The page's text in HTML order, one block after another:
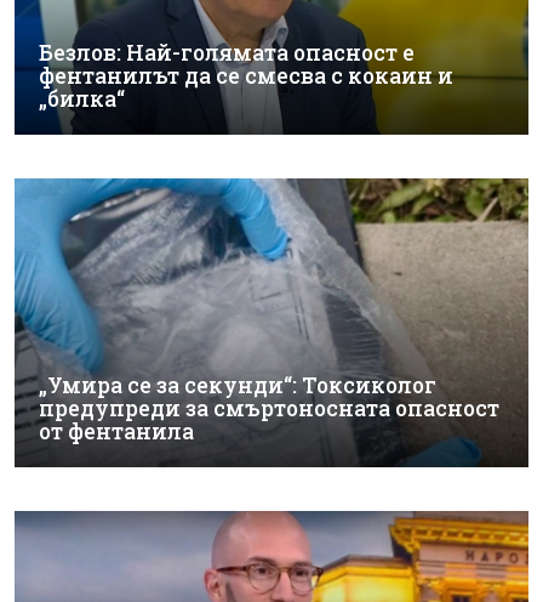
Безлов: Най-голямата опасност е
фентанилът да се смесва с кокаин и
„билка“
„Умира се за секунди“: Токсиколог
предупреди за смъртоносната опасност
от фентанила